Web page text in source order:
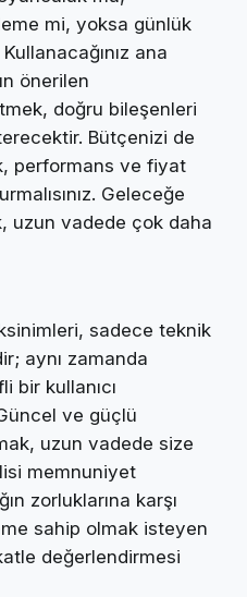
mi, yoksa günlük
ana
önerilen
doğru bileşenleri
Bütçenizi de
performans ve fiyat
Geleceğe
uzun vadede çok daha
sadece teknik
aynı zamanda
bir kullanıcı
ve güçlü
uzun vadede size
memnuniyet
zorluklarına karşı
sahip olmak isteyen
değerlendirmesi